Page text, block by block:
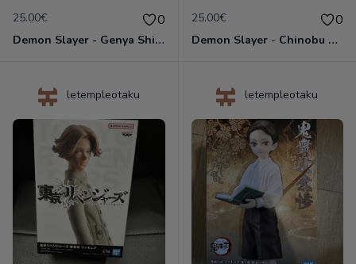
25.00€ 0
Demon Slayer - Genya Shinazugawa - Figurine Kizuna no Sou Vol.44 Banpresto
25.00€ 0
Demon Slayer - Chinobu Kocho - Figurine 15 cm - Banpresto
letempleotaku letempleotaku